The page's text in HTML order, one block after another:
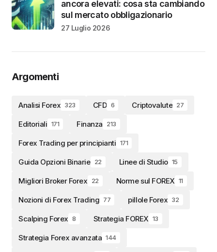
ancora elevati: cosa sta cambiando
sul mercato obbligazionario
27 Luglio 2026
Argomenti
Analisi Forex 323 CFD 6 Criptovalute 27
Editoriali 171 Finanza 213
Forex Trading per principianti 171
Guida Opzioni Binarie 22 Linee di Studio 15
Migliori Broker Forex 22 Norme sul FOREX 11
Nozioni di Forex Trading 77 pillole Forex 32
Scalping Forex 8 Strategia FOREX 13
Strategia Forex avanzata 144